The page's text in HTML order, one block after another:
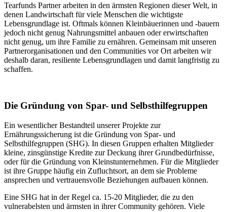
Tearfunds Partner arbeiten in den ärmsten Regionen dieser Welt, in
denen Landwirtschaft für viele Menschen die wichtigste
Lebensgrundlage ist. Oftmals können Kleinbäuerinnen und -bauern
jedoch nicht genug Nahrungsmittel anbauen oder erwirtschaften
nicht genug, um ihre Familie zu ernähren. Gemeinsam mit unseren
Partnerorganisationen und den Communities vor Ort arbeiten wir
deshalb daran, resiliente Lebensgrundlagen und damit langfristig zu
schaffen.
Die Gründung von Spar- und Selbsthilfegruppen
Ein wesentlicher Bestandteil unserer Projekte zur
Ernährungssicherung ist die Gründung von Spar- und
Selbsthilfegruppen (SHG). In diesen Gruppen erhalten Mitglieder
kleine, zinsgünstige Kredite zur Deckung ihrer Grundbedürfnisse,
oder für die Gründung von Kleinstunternehmen. Für die Mitglieder
ist ihre Gruppe häufig ein Zufluchtsort, an dem sie Probleme
ansprechen und vertrauensvolle Beziehungen aufbauen können.
Eine SHG hat in der Regel ca. 15-20 Mitglieder, die zu den
vulnerabelsten und ärmsten in ihrer Community gehören. Viele